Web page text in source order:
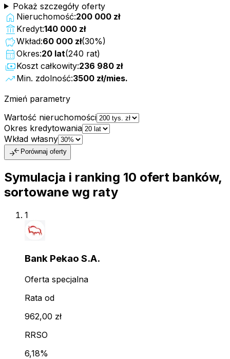
Pokaż szczegóły oferty
home Nieruchomość:200 000 zł
account_balance Kredyt:140 000 zł
savingsWkład:60 000 zł(30%)
calendar_month Okres:20 lat(240 rat)
paymentsKoszt całkowity:236 980 zł
trending_up Min. zdolność:3500 zł/mies.
Zmień parametry
Wartość nieruchomości
Okres kredytowania
Wkład własny
compare_arrows Porównaj oferty
Symulacja i ranking 10 ofert banków,
sortowane wg raty
1
Bank Pekao S.A.
Oferta specjalna
Rata od
962,00 zł
RRSO
6,18%